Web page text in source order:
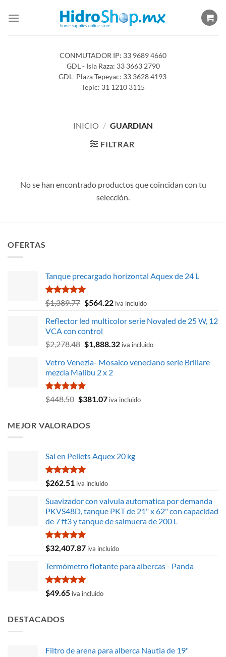
CONMUTADOR IP: 33 9689 4660
GDL - Isla Raza: 33 3663 2790
GDL- Plaza Tepeyac: 33 3628 4193
Tepic: 31 1210 3115
INICIO / GUARDIAN
FILTRAR
No se han encontrado productos que coincidan con tu
selección.
OFERTAS
Tanque precargado horizontal Aquex de 24 L
Valorado
con
de 5
$1,389.77 El
original
era:
$1,389.77.
$564.22El
actual
$564.22.
iva incluido
Reflector led multicolor serie Novaled de 25 W, 12
VCA con control
$2,278.48 El
original
era:
$2,278.48.
$1,888.32El
actual
iva incluido
Vetro Venezia- Mosaico veneciano serie Brillare
mezcla Malibu 2 x 2
Valorado
con
$448.50 El
era:
$381.07Eliva incluido
MEJOR VALORADOS
Sal en Pellets Aquex 20 kg
Valorado
con
de 5
$262.51 iva incluido
Suavizador con valvula automatica por demanda
PKVS48D, tanque PKT de 21" x 62" con capacidad
de 7 ft3 y tanque de salmuera de 200 L
Valorado
con
de 5
$32,407.87 iva incluido
Termómetro flotante para albercas - Panda
Valorado
con
$49.65 iva incluido
DESTACADOS
Filtro de arena para alberca Nautia de 19"